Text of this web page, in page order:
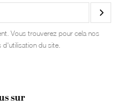
Vous trouverez pour cela nos
du site.
sur